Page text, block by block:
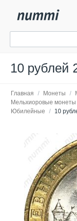
10
Главная / Монеты /
Мельхиоровые монеты
Юбилейные
/ 10